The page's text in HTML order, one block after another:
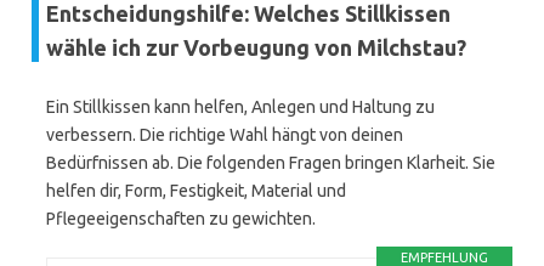
Entscheidungshilfe: Welches Stillkissen
wähle ich zur Vorbeugung von Milchstau?
Ein Stillkissen kann helfen, Anlegen und Haltung zu
verbessern. Die richtige Wahl hängt von deinen
Bedürfnissen ab. Die folgenden Fragen bringen Klarheit. Sie
helfen dir, Form, Festigkeit, Material und
Pflegeeigenschaften zu gewichten.
EMPFEHLUNG